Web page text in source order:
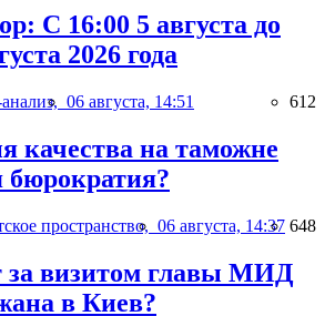
С 16:00 5 августа до
2026 года
06 августа, 14:51 612
качества на таможне
бюрократия?
пространство, 06 августа, 14:37 648
за визитом главы МИД
в Киев?